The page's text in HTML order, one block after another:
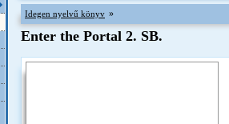
Idegen nyelvű könyv »
Enter the Portal 2. SB.